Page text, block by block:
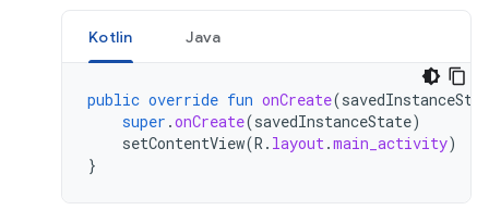
Kotlin Java
public override fun onCreate(
super .onCreate(savedInstanceState)
setContentView(R . layout.main_activity)
}